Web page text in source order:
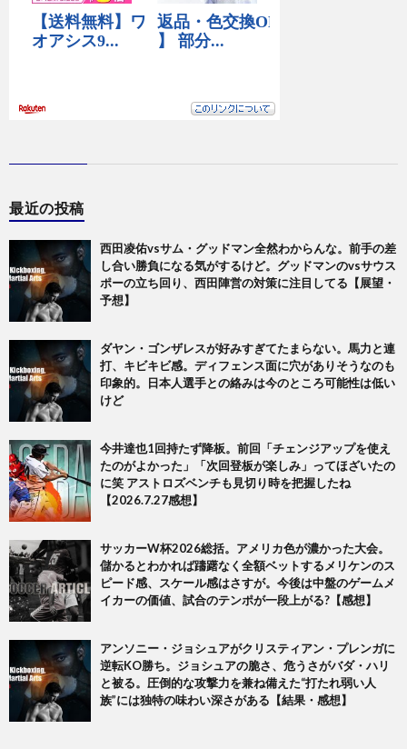
最近の投稿
西田凌佑vsサム・グッドマン全然わからんな。前手の差
し合い勝負になる気がするけど。グッドマンのvsサウス
ポーの立ち回り、西田陣営の対策に注目してる【展望・
予想】
ダヤン・ゴンザレスが好みすぎてたまらない。馬力と連
打、キビキビ感。ディフェンス面に穴がありそうなのも
印象的。日本人選手との絡みは今のところ可能性は低い
けど
今井達也1回持たず降板。前回「チェンジアップを使え
たのがよかった」「次回登板が楽しみ」ってほざいたの
に笑 アストロズベンチも見切り時を把握したね
【2026.7.27感想】
サッカーW杯2026総括。アメリカ色が濃かった大会。
儲かるとわかれば躊躇なく全額ベットするメリケンのス
ピード感、スケール感はさすが。今後は中盤のゲームメ
イカーの価値、試合のテンポが一段上がる?【感想】
アンソニー・ジョシュアがクリスティアン・プレンガに
逆転KO勝ち。ジョシュアの脆さ、危うさがバダ・ハリ
と被る。圧倒的な攻撃力を兼ね備えた“打たれ弱い人
族”には独特の味わい深さがある【結果・感想】